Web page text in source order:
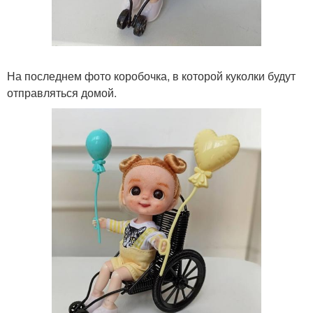
На последнем фото коробочка, в которой куколки будут
отправляться домой.